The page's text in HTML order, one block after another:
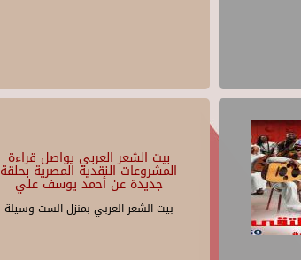
بيت الشعر العربي يواصل قراءة
المشروعات النقدية المصرية بحلقة
جديدة عن أحمد يوسف علي
بيت الشعر العربي بمنزل الست وسيلة